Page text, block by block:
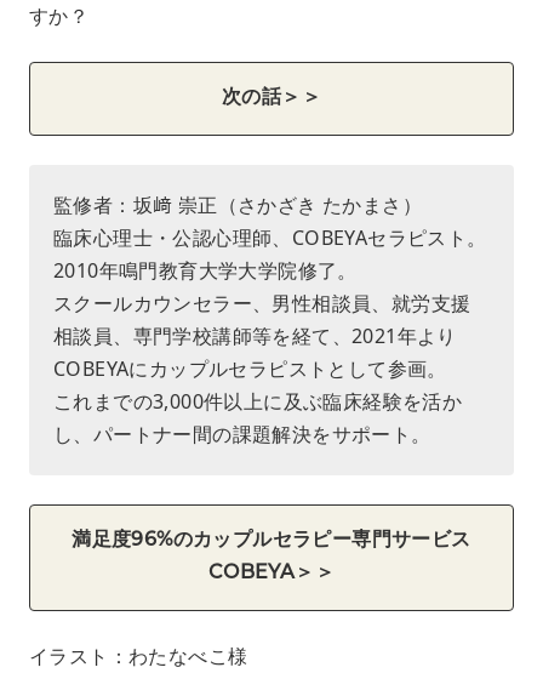
すか？
次の話＞＞
監修者：坂﨑 崇正（さかざき たかまさ）
臨床心理士・公認心理師、COBEYAセラピスト。
2010年鳴門教育大学大学院修了。
スクールカウンセラー、男性相談員、就労支援
相談員、専門学校講師等を経て、2021年より
COBEYAにカップルセラピストとして参画。
これまでの3,000件以上に及ぶ臨床経験を活か
し、パートナー間の課題解決をサポート。
満足度96%のカップルセラピー専門サービス
COBEYA＞＞
イラスト：わたなべこ様